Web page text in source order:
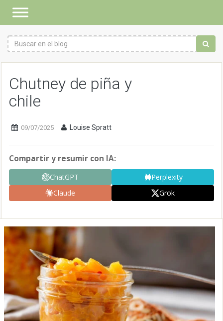
Chutney de piña y
chile
09/07/2025 Louise Spratt
Compartir y resumir con IA:
ChatGPT
Perplexity
Claude
Grok